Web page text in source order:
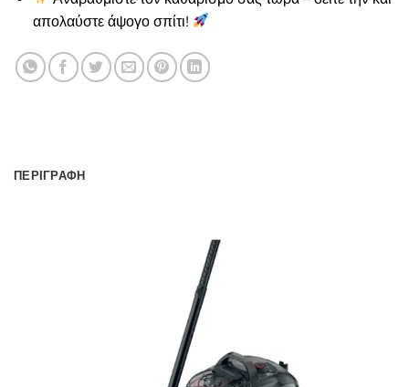
απολαύστε άψογο σπίτι!
ΠΕΡΙΓΡΑΦΉ